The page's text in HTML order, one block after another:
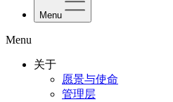
Menu
Menu
关于
愿景与使命
管理层